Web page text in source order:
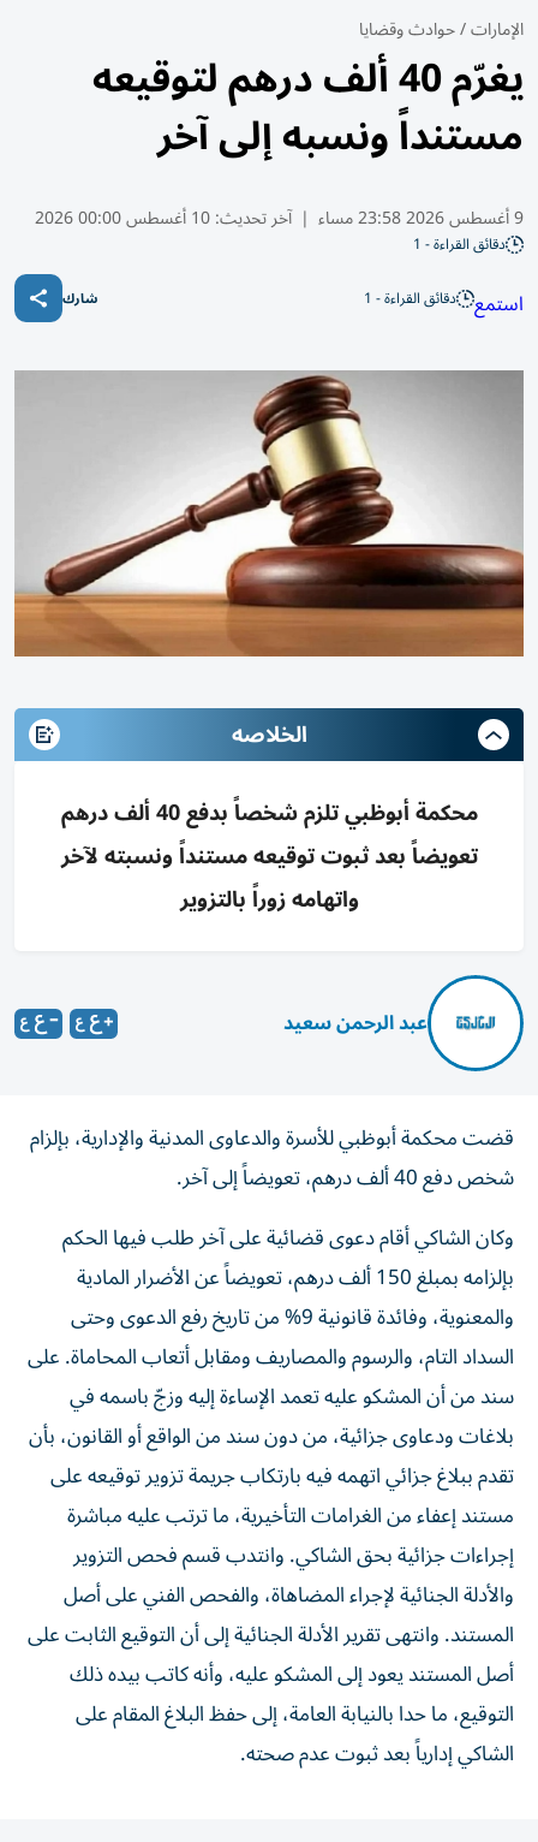
الإمارات/حوادث وقضايا
يغرّم 40 ألف درهم لتوقيعه
مستنداً ونسبه إلى آخر
9 أغسطس 2026 23:58 مساء | آخر تحديث:10 أغسطس 00:00 2026
دقائق القراءة - 1
استمع دقائق القراءة - 1 شارك
الخلاصه
محكمة أبوظبي تلزم شخصاً بدفع 40 ألف درهم
تعويضاً بعد ثبوت توقيعه مستنداً ونسبته لآخر
واتهامه زوراً بالتزوير
عبد الرحمن سعيد
قضت محكمة أبوظبي للأسرة والدعاوى المدنية والإدارية، بإلزام
شخص دفع 40 ألف درهم، تعويضاً إلى آخر.
وكان الشاكي أقام دعوى قضائية على آخر طلب فيها الحكم
بإلزامه بمبلغ 150 ألف درهم، تعويضاً عن الأضرار المادية
والمعنوية، وفائدة قانونية 9% من تاريخ رفع الدعوى وحتى
السداد التام، والرسوم والمصاريف ومقابل أتعاب المحاماة. على
سند من أن المشكو عليه تعمد الإساءة إليه وزجّ باسمه في
بلاغات ودعاوى جزائية، من دون سند من الواقع أو القانون، بأن
تقدم ببلاغ جزائي اتهمه فيه بارتكاب جريمة تزوير توقيعه على
مستند إعفاء من الغرامات التأخيرية، ما ترتب عليه مباشرة
إجراءات جزائية بحق الشاكي. وانتدب قسم فحص التزوير
والأدلة الجنائية لإجراء المضاهاة، والفحص الفني على أصل
المستند. وانتهى تقرير الأدلة الجنائية إلى أن التوقيع الثابت على
أصل المستند يعود إلى المشكو عليه، وأنه كاتب بيده ذلك
التوقيع، ما حدا بالنيابة العامة، إلى حفظ البلاغ المقام على
الشاكي إدارياً بعد ثبوت عدم صحته.